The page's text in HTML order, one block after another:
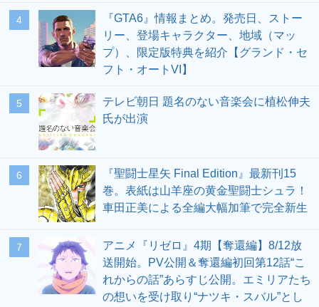
4
『GTA6』情報まとめ。発売日、ストー
リー、登場キャラクター、地域（マッ
プ）、限定版特典を紹介【グランド・セ
フト・オートVI】
5
テレビ朝日 題名のない音楽会に植松伸夫
氏が出演
6
『聖闘士星矢 Final Edition』最新刊15
巻。表紙は山羊座の黄金聖闘士シュラ！
車田正美による全編大幅加筆で完全新生
7
アニメ『リゼロ』4期【奪還編】8/12放
送開始。PV公開＆奪還編初回第12話“こ
れからの話”あらすじ公開。エミリアたち
の想いを受け取り“ナツキ・スバル”とし